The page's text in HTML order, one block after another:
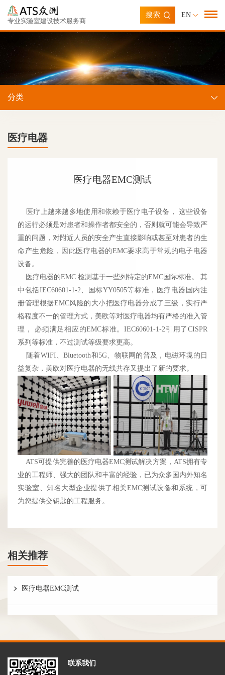
专业实验室建设技术服务商
搜索 EN
分类
医疗电器
医疗电器EMC测试
医疗上越来越多地使用和依赖于医疗电子设备， 这些设备
的运行必须是对患者和操作者都安全的，否则就可能会导致严
重的问题，对附近人员的安全产生直接影响或甚至对患者的生
命产生危险，因此医疗电器的EMC要求高于常规的电子电器
设备。
医疗电器的EMC 检测基于一些列特定的EMC国际标准。 其
中包括IEC60601-1-2、国标YY0505等标准，医疗电器国内注
册管理根据EMC风险的大小把医疗电器分成了三级，实行严
格程度不一的管理方式，美欧等对医疗电器均有严格的准入管
理， 必须满足相应的EMC标准。IEC60601-1-2引用了CISPR
系列等标准，不过测试等级要求更高。
随着WIFI、Bluetooth和5G、物联网的普及，电磁环境的日
益复杂，美欧对医疗电器的无线共存又提出了新的要求。
ATS可提供完善的医疗电器EMC测试解决方案，ATS拥有专
业的工程师、强大的团队和丰富的经验，已为众多国内外知名
实验室、知名大型企业提供了相关EMC测试设备和系统，可
为您提供交钥匙的工程服务。
相关推荐
医疗电器EMC测试
联系我们